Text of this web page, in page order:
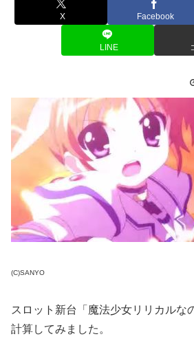
X Facebook
LINE
(C)SANYO
スロット新台「魔法少女リリカルな
計算してみました。